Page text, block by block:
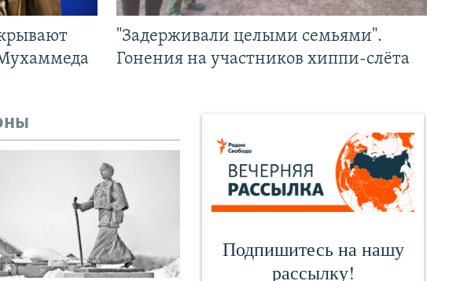
"Задерживали целыми семьями".
Гонения на участников хиппи-слёта